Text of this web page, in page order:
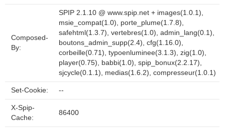
Composed-
By:
SPIP 2.1.10 @ www.spip.net + images(1.0.1),
msie_compat(1.0), porte_plume(1.7.8),
safehtml(1.3.7), vertebres(1.0), admin_lang(0.1),
boutons_admin_supp(2.4), cfg(1.16.0),
corbeille(0.71), typoenluminee(3.1.3), zig(1.0),
player(0.75), babbi(1.0), spip_bonux(2.2.17),
sjcycle(0.1.1), medias(1.6.2), compresseur(1.0.1)
Set-Cookie: --
X-Spip-
Cache:
86400